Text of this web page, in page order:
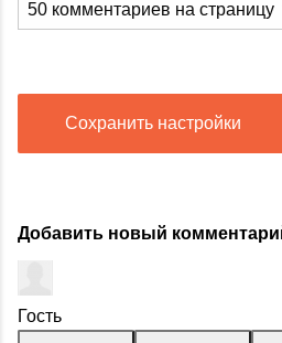
Сохранить настройки
Добавить новый
Гость